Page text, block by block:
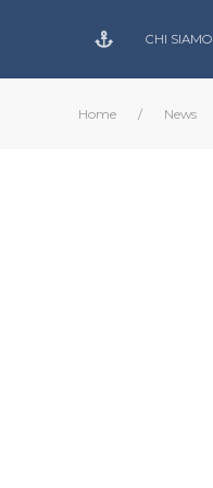
CHI SIAMO
Home News